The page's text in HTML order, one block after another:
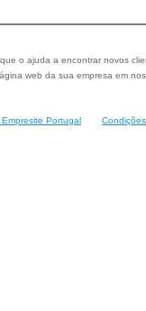
o ajuda a encontrar novos
web da sua empresa em
Portugal